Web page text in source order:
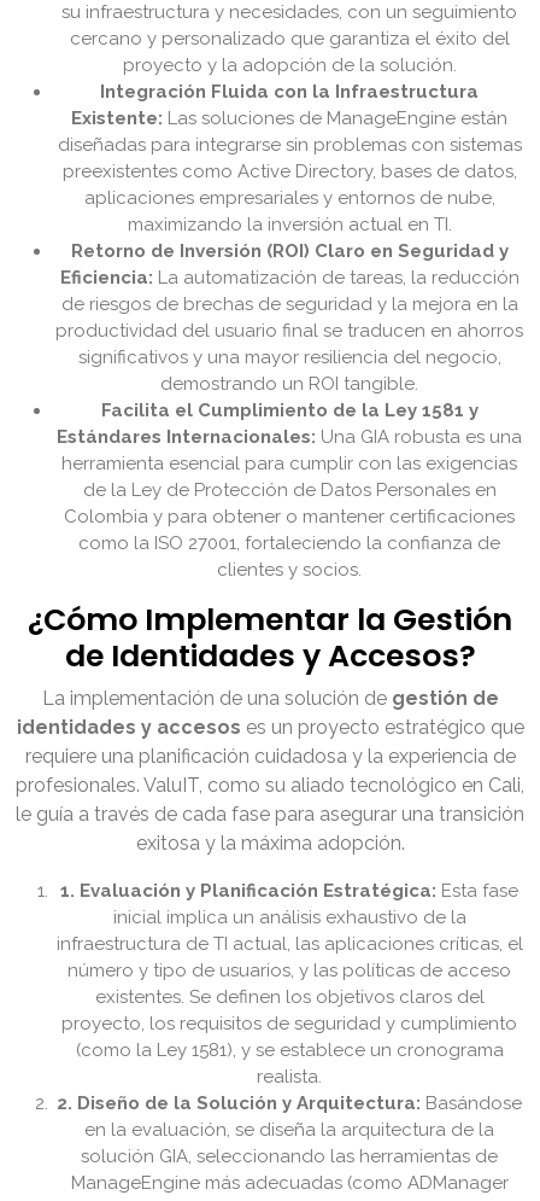
su infraestructura y necesidades, con un seguimiento
cercano y personalizado que garantiza el éxito del
proyecto y la adopción de la solución.
Integración Fluida con la Infraestructura
Existente: Las soluciones de ManageEngine están
diseñadas para integrarse sin problemas con sistemas
preexistentes como Active Directory, bases de datos,
aplicaciones empresariales y entornos de nube,
maximizando la inversión actual en TI.
Retorno de Inversión (ROI) Claro en Seguridad y
Eficiencia: La automatización de tareas, la reducción
de riesgos de brechas de seguridad y la mejora en la
productividad del usuario final se traducen en ahorros
significativos y una mayor resiliencia del negocio,
demostrando un ROI tangible.
Facilita el Cumplimiento de la Ley 1581 y
Estándares Internacionales: Una GIA robusta es una
herramienta esencial para cumplir con las exigencias
de la Ley de Protección de Datos Personales en
Colombia y para obtener o mantener certificaciones
como la ISO 27001, fortaleciendo la confianza de
clientes y socios.
¿Cómo Implementar la Gestión
de Identidades y Accesos?
La implementación de una solución de gestión de
identidades y accesos es un proyecto estratégico que
requiere una planificación cuidadosa y la experiencia de
profesionales. ValuIT, como su aliado tecnológico en Cali,
le guía a través de cada fase para asegurar una transición
exitosa y la máxima adopción.
1. Evaluación y Planificación Estratégica: Esta fase
inicial implica un análisis exhaustivo de la
infraestructura de TI actual, las aplicaciones críticas, el
número y tipo de usuarios, y las políticas de acceso
existentes. Se definen los objetivos claros del
proyecto, los requisitos de seguridad y cumplimiento
(como la Ley 1581), y se establece un cronograma
realista.
2. Diseño de la Solución y Arquitectura: Basándose
en la evaluación, se diseña la arquitectura de la
solución GIA, seleccionando las herramientas de
ManageEngine más adecuadas (como ADManager